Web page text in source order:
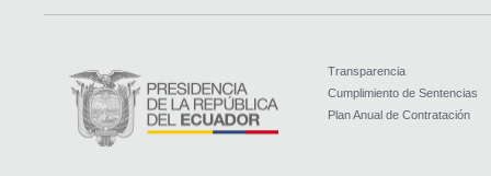
Transparencia
Cumplimiento de Sentencias
Plan Anual de Contratación